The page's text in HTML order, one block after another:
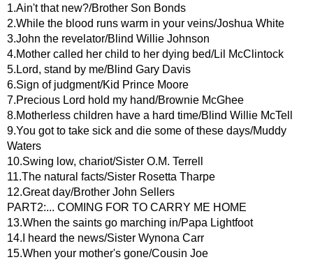
1.Ain't that new?/Brother Son Bonds
2.While the blood runs warm in your veins/Joshua White
3.John the revelator/Blind Willie Johnson
4.Mother called her child to her dying bed/Lil McClintock
5.Lord, stand by me/Blind Gary Davis
6.Sign of judgment/Kid Prince Moore
7.Precious Lord hold my hand/Brownie McGhee
8.Motherless children have a hard time/Blind Willie McTell
9.You got to take sick and die some of these days/Muddy
Waters
10.Swing low, chariot/Sister O.M. Terrell
11.The natural facts/Sister Rosetta Tharpe
12.Great day/Brother John Sellers
PART2:... COMING FOR TO CARRY ME HOME
13.When the saints go marching in/Papa Lightfoot
14.I heard the news/Sister Wynona Carr
15.When your mother's gone/Cousin Joe